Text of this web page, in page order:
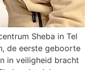
Sheba in Tel
de eerste geboorte
in veiligheid bracht